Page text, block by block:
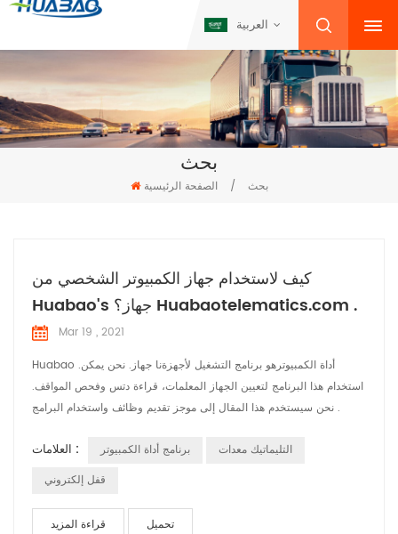
العربية
بحث
الصفحة الرئيسية / بحث
كيف لاستخدام جهاز الكمبيوتر الشخصي من
Huabao's جهاز؟ Huabaotelematics.com .
Mar 19 , 2021
Huabao .أداة الكمبيوترهو برنامج التشغيل لأجهزةنا جهاز. نحن يمكن
استخدام هذا البرنامج لتعيين الجهاز المعلمات، قراءة دتس وفحص المواقف.
نحن سيستخدم هذا المقال إلى موجز تقديم وظائف واستخدام البرامج .
العلامات : برنامج أداة الكمبيوتر
التليماتيك معدات
قفل إلكتروني
قراءة المزيد تحميل